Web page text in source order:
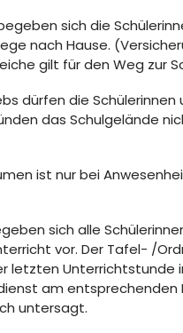
sich die
nach Hause.
gilt für den Weg zur
dürfen die Schülerinnen
das Schulgelände
ist nur bei
sich alle
vor. Der Tafel- /
letzten Unterrichtstunde
am entsprechenden
untersagt.